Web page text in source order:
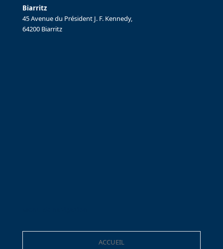
Biarritz
45 Avenue du Président J. F. Kennedy,
64200 Biarritz
ACCUEIL